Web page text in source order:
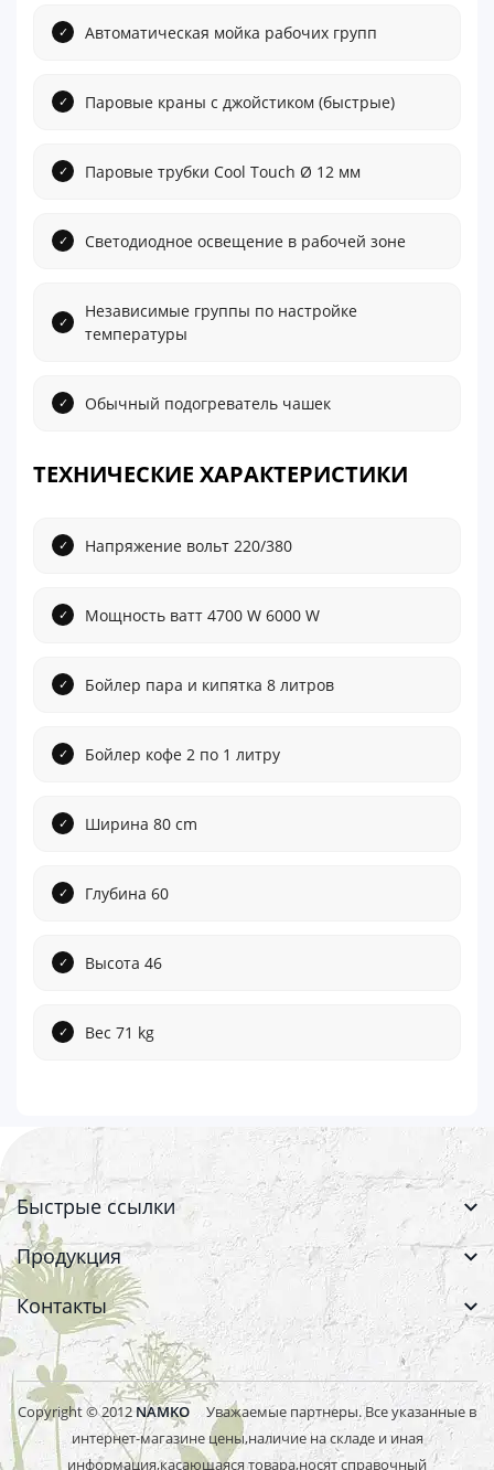
Автоматическая мойка рабочих групп
Паровые краны с джойстиком (быстрые)
Паровые трубки Cool Touch Ø 12 мм
Светодиодное освещение в рабочей зоне
Независимые группы по настройке
температуры
Обычный подогреватель чашек
ТЕХНИЧЕСКИЕ ХАРАКТЕРИСТИКИ
Напряжение вольт 220/380
Мощность ватт 4700 W 6000 W
Бойлер пара и кипятка 8 литров
Бойлер кофе 2 по 1 литру
Ширина 80 cm
Глубина 60
Высота 46
Вес 71 kg
Быстрые ссылки
Продукция
Контакты
Copyright © 2012 NAMKO Уважаемые партнеры. Все указанные в
интернет-магазине цены,наличие на складе и иная
информация,касающаяся товара,носят справочный